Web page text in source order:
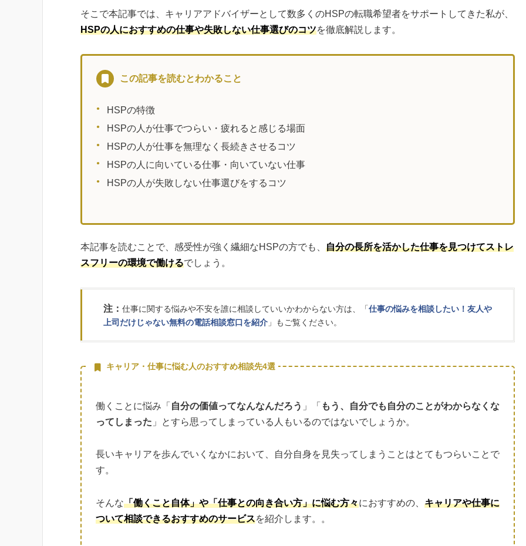
そこで本記事では、キャリアアドバイザーとして数多くのHSPの転職希望者をサポートしてきた私が、
HSPの人におすすめの仕事や失敗しない仕事選びのコツを徹底解説します。
この記事を読むとわかること
HSPの特徴
HSPの人が仕事でつらい・疲れると感じる場面
HSPの人が仕事を無理なく長続きさせるコツ
HSPの人に向いている仕事・向いていない仕事
HSPの人が失敗しない仕事選びをするコツ
本記事を読むことで、感受性が強く繊細なHSPの方でも、 自分の長所を活かした仕事を見つけてストレ
スフリーの環境で働けるでしょう。
注： 仕事に関する悩みや不安を誰に相談していいかわからない方は、「仕事の悩みを相談したい！友人や
上司だけじゃない無料の電話相談窓口を紹介 」もご覧ください。
キャリア・仕事に悩む人のおすすめ相談先4選
働くことに悩み「 自分の価値ってなんなんだろう 」「 もう、自分でも自分のことがわからなくな
ってしまった 」とすら思ってしまっている人もいるのではないでしょうか。
長いキャリアを歩んでいくなかにおいて、自分自身を見失ってしまうことはとてもつらいことで
す。
そんな「働くこと自体」や「仕事との向き合い方」に悩む方々におすすめの、 キャリアや仕事に
ついて相談できるおすすめのサービスを紹介します。。